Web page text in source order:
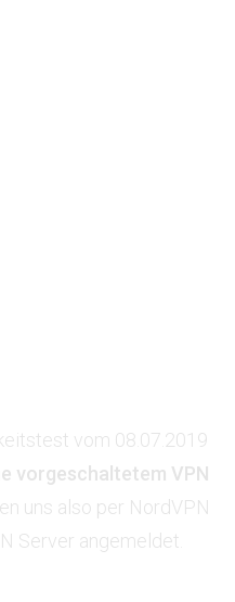
vom 08.07.2019
vorgeschaltetem VPN
uns also per NordVPN
Server angemeldet.